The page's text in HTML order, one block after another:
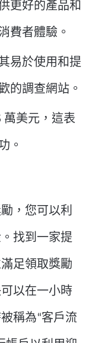
更好的產品和
費者體驗。
易於使用和提
的調查網站。
萬美元，這表
。
，您可以利
找到一家提
足領取獎勵
以在一小時
稱為“客戶流